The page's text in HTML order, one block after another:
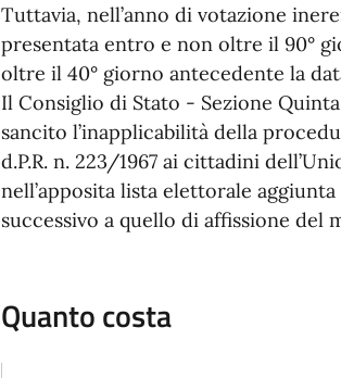
Tuttavia, nell’anno di votazione
presentata entro e non oltre il 90°
oltre il 40° giorno antecedente la
Il Consiglio di Stato - Sezione Quinta
sancito l’inapplicabilità della
d.P.R. n. 223/1967 ai cittadini
nell’apposita lista elettorale
successivo a quello di affissione del
Quanto costa